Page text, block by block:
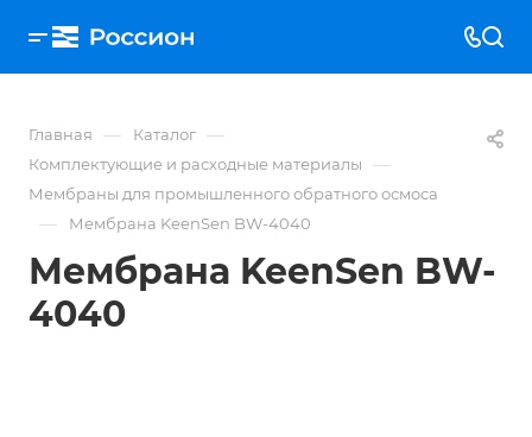
Главная — Каталог —
Комплектующие и расходные материалы —
Мембраны для промышленного обратного осмоса
— Мембрана KeenSen BW-4040
Мембрана KeenSen BW-
4040